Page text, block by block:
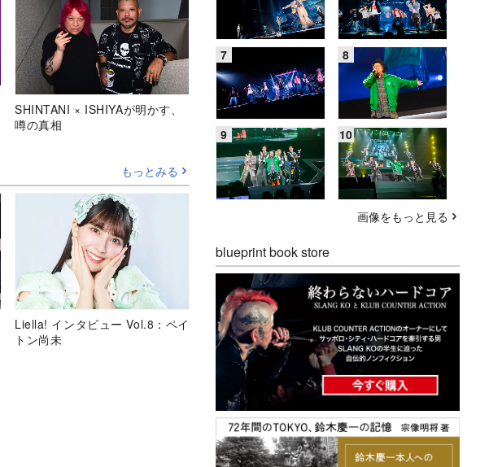
SHINTANI × ISHIYAが明かす、
噂の真相
もっとみる
Liella! インタビュー Vol.8：ペイ
トン尚未
画像をもっと見る
blueprint book store